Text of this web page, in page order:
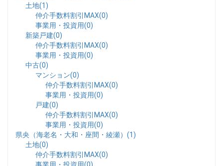
土地(1)
仲介手数料割引MAX(0)
事業用・投資用(0)
新築戸建(0)
仲介手数料割引MAX(0)
事業用・投資用(0)
中古(0)
マンション(0)
仲介手数料割引MAX(0)
事業用・投資用(0)
戸建(0)
仲介手数料割引MAX(0)
事業用・投資用(0)
県央（海老名・大和・座間・綾瀬）(1)
土地(0)
仲介手数料割引MAX(0)
事業用・投資用(0)